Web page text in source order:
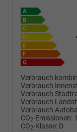
Verbrauch
Verbrauch
Verbrauch
Verbrauch
Verbrauch
CO2-Emissionen:
CO2-Klasse: D